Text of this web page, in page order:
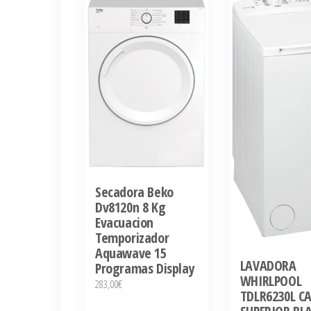
últimos
Secadora Beko
Dv8120n 8 Kg
Evacuacion
Temporizador
Aquawave 15
Programas Display
283,00€
LAVADORA
WHIRLPOOL
TDLR6230L